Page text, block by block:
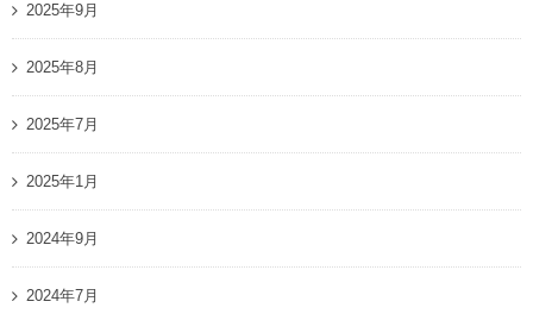
2025年9月
2025年8月
2025年7月
2025年1月
2024年9月
2024年7月